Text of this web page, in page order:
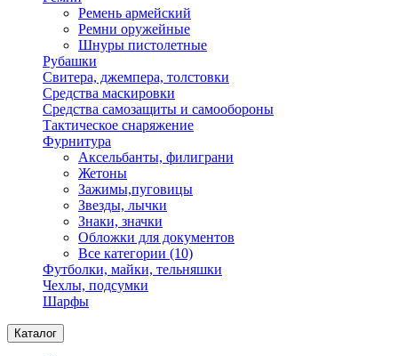
Ремень армейский
Ремни оружейные
Шнуры пистолетные
Рубашки
Свитера, джемпера, толстовки
Средства маскировки
Средства самозащиты и самообороны
Тактическое снаряжение
Фурнитура
Аксельбанты, филиграни
Жетоны
Зажимы,пуговицы
Звезды, лычки
Знаки, значки
Обложки для документов
Все категории (10)
Футболки, майки, тельняшки
Чехлы, подсумки
Шарфы
Каталог